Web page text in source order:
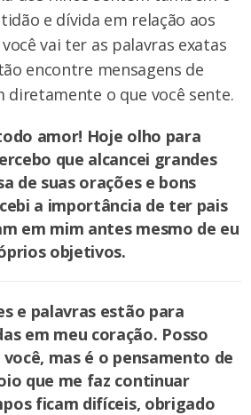
e dívida em relação aos
vai ter as palavras exatas
encontre mensagens de
diretamente o que você sente.
amor! Hoje olho para
que alcancei grandes
de suas orações e bons
a importância de ter pais
em mim antes mesmo de eu
objetivos.
e palavras estão para
em meu coração. Posso
mas é o pensamento de
que me faz continuar
ficam difíceis, obrigado